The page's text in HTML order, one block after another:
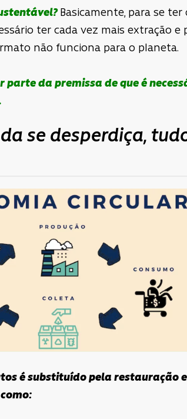
Basicamente, para se
ter cada vez mais extração e
não funciona para o planeta.
parte da premissa de que é
se desperdiça,
é substituído pela restauração